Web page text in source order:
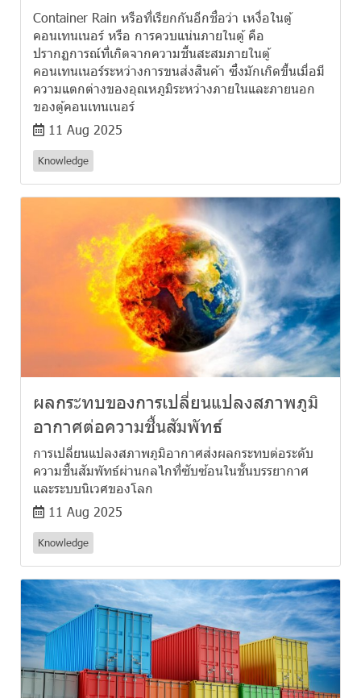
Container Rain หรือที่เรียกกันอีกชื่อว่า เหงื่อในตู้
คอนเทนเนอร์ หรือ การควบแน่นภายในตู้ คือ
ปรากฏการณ์ที่เกิดจากความชื้นสะสมภายในตู้
คอนเทนเนอร์ระหว่างการขนส่งสินค้า ซึ่งมักเกิดขึ้นเมื่อมี
ความแตกต่างของอุณหภูมิระหว่างภายในและภายนอก
ของตู้คอนเทนเนอร์
11 Aug 2025
Knowledge
ผลกระทบของการเปลี่ยนแปลงสภาพภูมิ
อากาศต่อความชื้นสัมพัทธ์
การเปลี่ยนแปลงสภาพภูมิอากาศส่งผลกระทบต่อระดับ
ความชื้นสัมพัทธ์ผ่านกลไกที่ซับซ้อนในชั้นบรรยากาศ
และระบบนิเวศของโลก
11 Aug 2025
Knowledge